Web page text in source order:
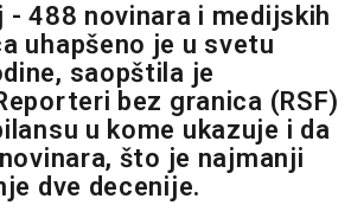
- 488 novinara i medijskih
uhapšeno je u svetu
saopštila je
bez granica (RSF)
u kome ukazuje i da
što je najmanji
dve decenije.